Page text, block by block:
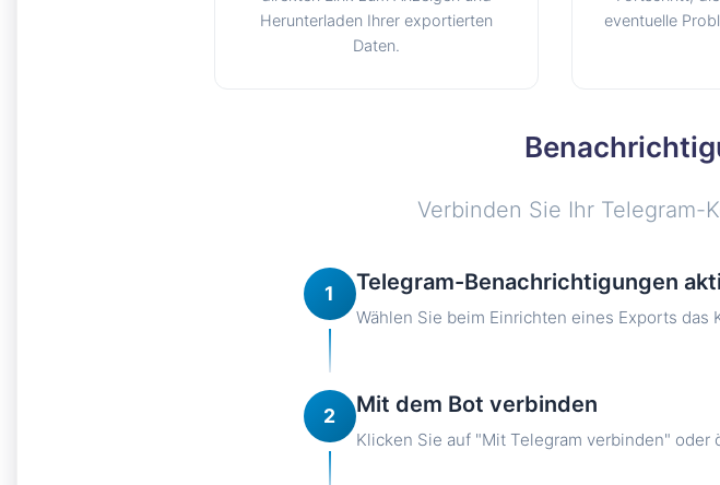
Herunterladen Ihrer exportierten
Daten.
eventuelle
Verbinden Sie Ihr
1 Telegram-Benachrichtigungen
Wählen Sie beim Einrichten eines Exports
2 Mit dem Bot verbinden
Klicken Sie auf "Mit Telegram verbinden" oder